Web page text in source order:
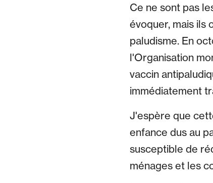
Ce ne sont pas
évoquer, mais ils
paludisme. En
l'Organisation
vaccin
immédiatement
J'espère que
enfance dus au
susceptible de
ménages et les